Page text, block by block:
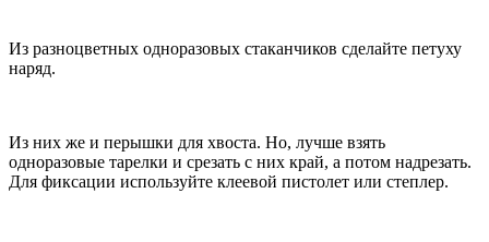
Из разноцветных одноразовых стаканчиков сделайте петуху
наряд.
Из них же и перышки для хвоста. Но, лучше взять
одноразовые тарелки и срезать с них край, а потом надрезать.
Для фиксации используйте клеевой пистолет или степлер.